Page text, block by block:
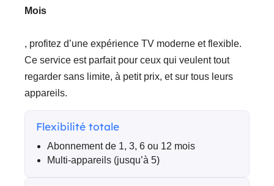
Mois
, profitez d’une expérience TV moderne et flexible.
Ce service est parfait pour ceux qui veulent tout
regarder sans limite, à petit prix, et sur tous leurs
appareils.
Flexibilité totale
Abonnement de 1, 3, 6 ou 12 mois
Multi-appareils (jusqu’à 5)